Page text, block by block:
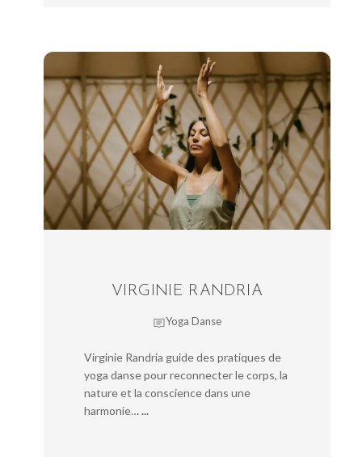
VIRGINIE RANDRIA
Yoga Danse
Virginie Randria guide des pratiques de
yoga danse pour reconnecter le corps, la
nature et la conscience dans une
harmonie…...